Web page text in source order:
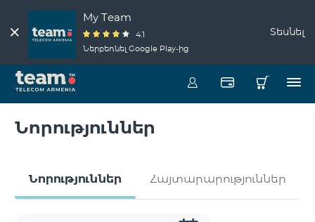
My Team
4.1
Ներբեռնել Google Play-ից
Տեսնել
Նորություններ
Նորություններ Հայտարարություններ